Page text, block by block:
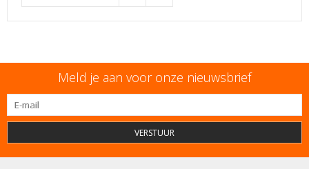
Meld je aan voor onze nieuwsbrief
VERSTUUR